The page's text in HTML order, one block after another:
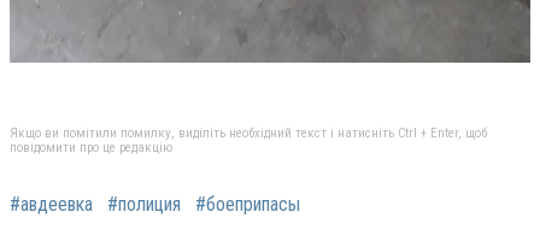
Якщо ви помітили помилку, виділіть необхідний текст і натисніть Ctrl + Enter, щоб
повідомити про це редакцію
#авдеевка #полиция #боеприпасы